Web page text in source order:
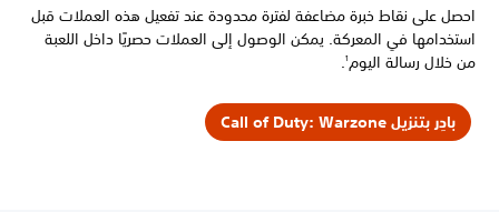
احصل على نقاط خبرة مضاعفة لفترة محدودة عند تفعيل هذه العملات قبل
استخدامها في المعركة. يمكن الوصول إلى العملات حصريًا داخل اللعبة
من خلال رسالة اليوم 1
.
بادِر بتنزيل Call of Duty: Warzone